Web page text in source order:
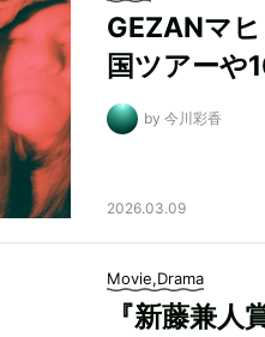
GEZANマ
国ツアーや
by 今川彩香
2026.03.09
Movie,Drama
『新藤兼